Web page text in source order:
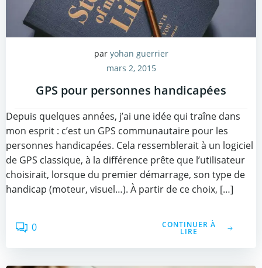
par yohan guerrier
mars 2, 2015
GPS pour personnes handicapées
Depuis quelques années, j’ai une idée qui traîne dans
mon esprit : c’est un GPS communautaire pour les
personnes handicapées. Cela ressemblerait à un logiciel
de GPS classique, à la différence prête que l’utilisateur
choisirait, lorsque du premier démarrage, son type de
handicap (moteur, visuel…). À partir de ce choix, […]
0 CONTINUER À
LIRE